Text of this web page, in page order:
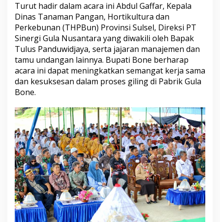
G
i
n
g
P
a
b
k
G
u
l
a
B
o
n
e
P
T
S
i
n
Turut hadir dalam acara ini Abdul Gaffar, Kepala
Dinas Tanaman Pangan, Hortikultura dan
Perkebunan (THPBun) Provinsi Sulsel, Direksi PT
Sinergi Gula Nusantara yang diwakili oleh Bapak
Tulus Panduwidjaya, serta jajaran manajemen dan
tamu undangan lainnya. Bupati Bone berharap
acara ini dapat meningkatkan semangat kerja sama
dan kesuksesan dalam proses giling di Pabrik Gula
Bone.